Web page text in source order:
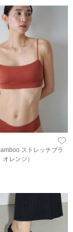
ストレッチブラ
オレンジ）